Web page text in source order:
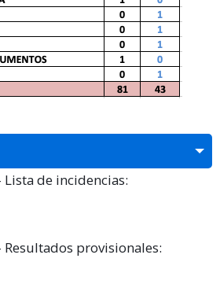
Lista de incidencias:
Resultados provisionales: